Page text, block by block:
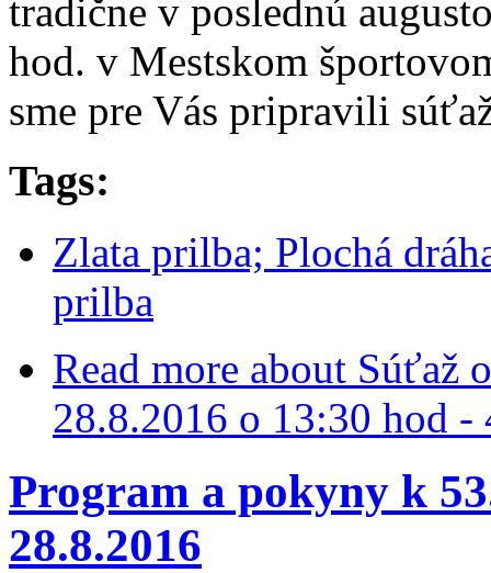
tradične v poslednú
hod. v Mestskom
sme pre Vás pripravili
Tags:
Zlata prilba; Plochá
prilba
Read more about Súťaž
28.8.2016 o 13:30 hod -
Program a pokyny k
28.8.2016